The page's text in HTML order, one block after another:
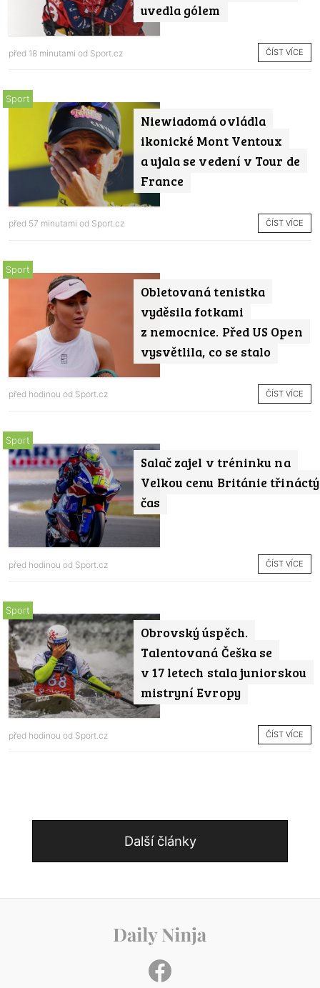
uvedla gólem
před 18 minutami od Sport.cz ČÍST VÍCE
Niewiadomá ovládla
ikonické Mont Ventoux
a ujala se vedení v Tour de
France
Sport
před 57 minutami od Sport.cz ČÍST VÍCE
Obletovaná tenistka
vyděsila fotkami
z nemocnice. Před US Open
vysvětlila, co se stalo
Sport
před hodinou od Sport.cz ČÍST VÍCE
Salač zajel v tréninku na
Velkou cenu Británie třináctý
čas
Sport
před hodinou od Sport.cz ČÍST VÍCE
Obrovský úspěch.
Talentovaná Češka se
v 17 letech stala juniorskou
mistryní Evropy
Sport
před hodinou od Sport.cz ČÍST VÍCE
Další články